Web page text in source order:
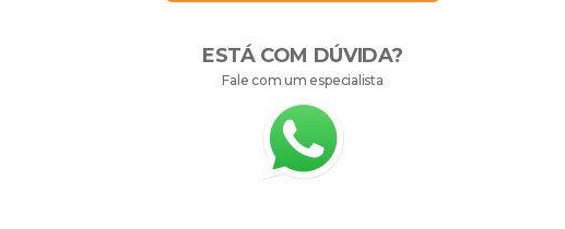
ESTÁ COM DÚVIDA?
Fale com um especialista